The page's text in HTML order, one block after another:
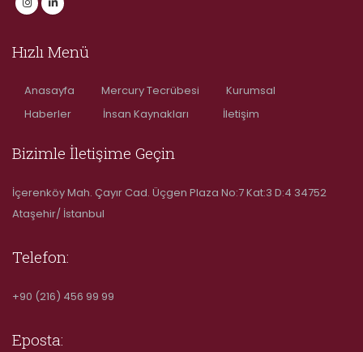
Hızlı Menü
Anasayfa Mercury Tecrübesi
Kurumsal
Haberler
İnsan Kaynakları İletişim
Bizimle İletişime Geçin
İçerenköy Mah. Çayır Cad. Üçgen Plaza No:7 Kat:3 D:4 34752
Ataşehir/ İstanbul
Telefon:
+90 (216) 456 99 99
Eposta: